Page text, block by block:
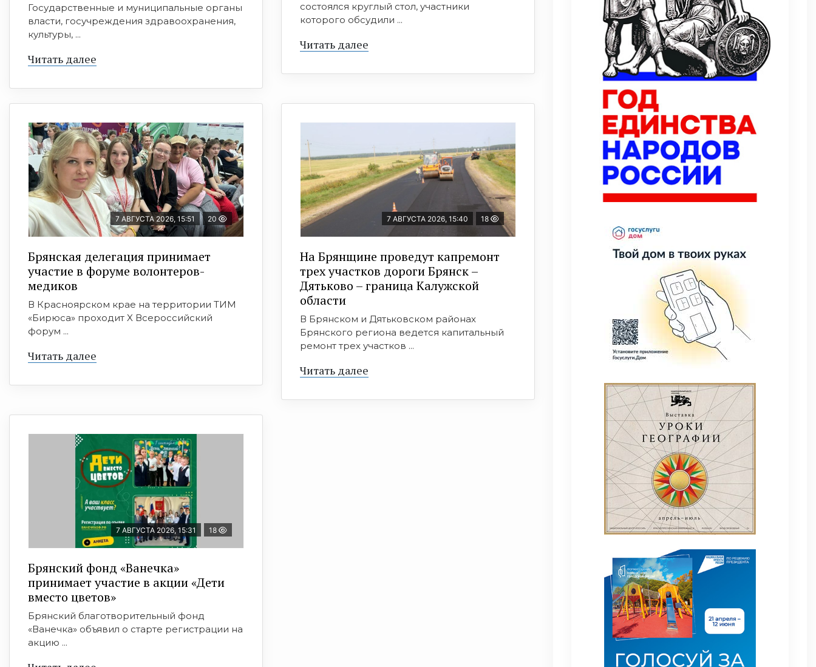
Государственные и муниципальные органы
власти, госучреждения здравоохранения,
культуры, ...
Читать далее
состоялся круглый стол, участники
которого обсудили ...
Читать далее
7 АВГУСТА 2026, 15:51 20
Брянская делегация принимает
участие в форуме волонтеров-
медиков
В Красноярском крае на территории ТИМ
«Бирюса» проходит X Всероссийский
форум ...
Читать далее
7 АВГУСТА 2026, 15:40 18
На Брянщине проведут капремонт
трех участков дороги Брянск –
Дятьково – граница Калужской
области
В Брянском и Дятьковском районах
Брянского региона ведется капитальный
ремонт трех участков ...
Читать далее
7 АВГУСТА 2026, 15:31 18
Брянский фонд «Ванечка»
принимает участие в акции «Дети
вместо цветов»
Брянский благотворительный фонд
«Ванечка» объявил о старте регистрации на
акцию ...